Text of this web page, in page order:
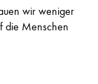
wir weniger
die Menschen